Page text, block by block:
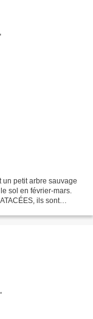
petit arbre sauvage
sol en février-mars.
ils sont